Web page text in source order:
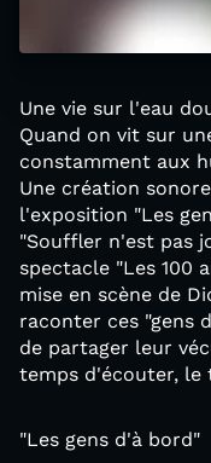
Une vie sur l'eau
Quand on vit sur
constamment aux
Une création
l'exposition "Les
"Souffler n'est pas
spectacle "Les 100
mise en scène de
raconter ces "gens
de partager leur
temps d'écouter, le
"Les gens d'à bord"